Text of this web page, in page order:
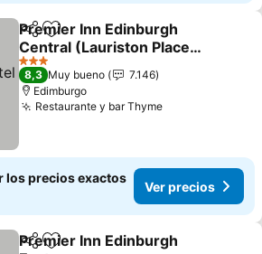
CompartirAgregar a favoritos
Premier Inn Edinburgh
Central (Lauriston Place)
hotel
3 Estrellas
8,3 Muy bueno
7.146
Edimburgo
Restaurante y bar Thyme
los precios exactos
Ver precios
CompartirAgregar a favoritos
Premier Inn Edinburgh